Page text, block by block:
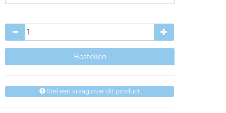
Stel een vraag over dit product